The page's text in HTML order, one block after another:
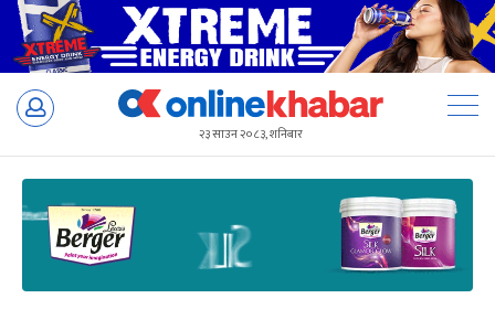
Skip
२३ साउन २०८३, शनिबार